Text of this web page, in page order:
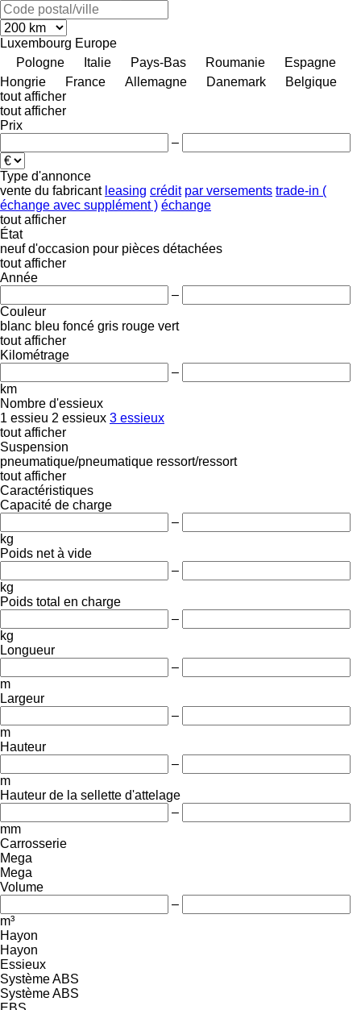
Luxembourg Europe
Pologne
Italie Pays-Bas Roumanie
Espagne
Hongrie
France Allemagne Danemark
Belgique
tout afficher
tout afficher
Prix
–
Type d'annonce
vente du fabricant leasing crédit par versements trade-in (
échange avec supplément ) échange
tout afficher
État
neuf d'occasion pour pièces détachées
tout afficher
Année
–
Couleur
blanc bleu foncé gris rouge vert
tout afficher
Kilométrage
–
km
Nombre d'essieux
1 essieu 2 essieux 3 essieux
tout afficher
Suspension
pneumatique/pneumatique ressort/ressort
tout afficher
Caractéristiques
Capacité de charge
–
kg
Poids net à vide
–
kg
Poids total en charge
–
kg
Longueur
–
m
Largeur
–
m
Hauteur
–
m
Hauteur de la sellette d'attelage
–
mm
Carrosserie
Mega
Mega
Volume
–
m³
Hayon
Hayon
Essieux
Système ABS
Système ABS